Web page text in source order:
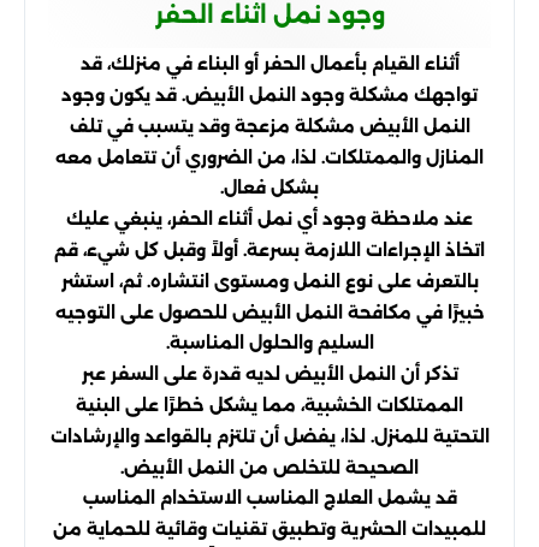
وجود نمل اثناء الحفر
أثناء القيام بأعمال الحفر أو البناء في منزلك، قد
تواجهك مشكلة وجود النمل الأبيض. قد يكون وجود
النمل الأبيض مشكلة مزعجة وقد يتسبب في تلف
المنازل والممتلكات. لذا، من الضروري أن تتعامل معه
بشكل فعال.
عند ملاحظة وجود أي نمل أثناء الحفر، ينبغي عليك
اتخاذ الإجراءات اللازمة بسرعة. أولاً وقبل كل شيء، قم
بالتعرف على نوع النمل ومستوى انتشاره. ثم، استشر
خبيرًا في مكافحة النمل الأبيض للحصول على التوجيه
السليم والحلول المناسبة.
تذكر أن النمل الأبيض لديه قدرة على السفر عبر
الممتلكات الخشبية، مما يشكل خطرًا على البنية
التحتية للمنزل. لذا، يفضل أن تلتزم بالقواعد والإرشادات
الصحيحة للتخلص من النمل الأبيض.
قد يشمل العلاج المناسب الاستخدام المناسب
للمبيدات الحشرية وتطبيق تقنيات وقائية للحماية من